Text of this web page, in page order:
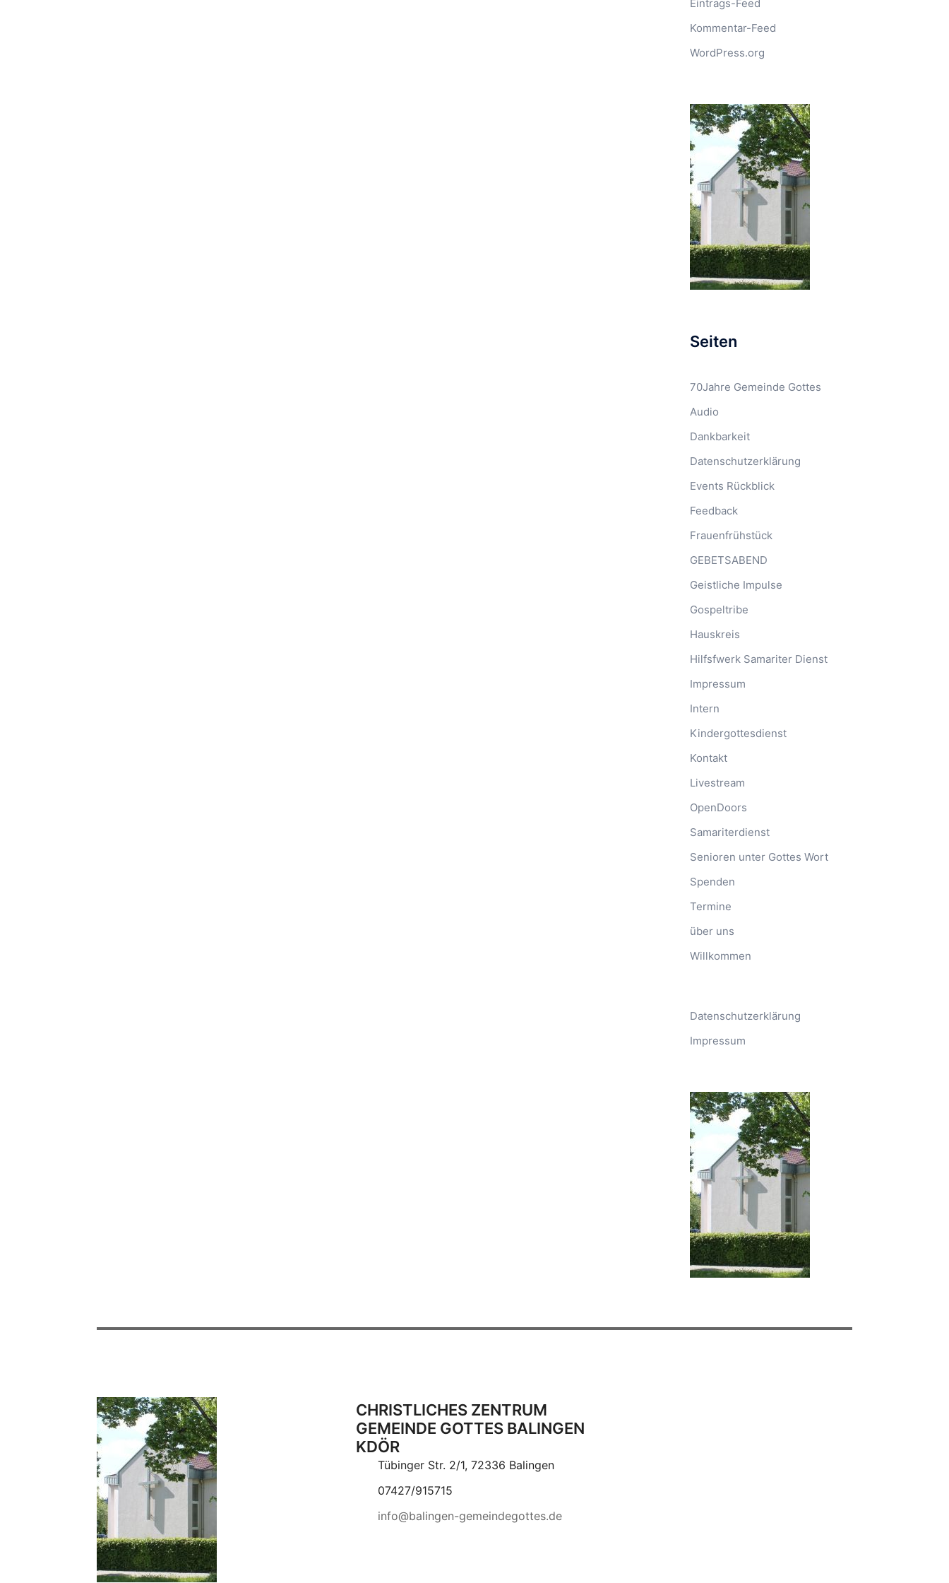
Eintrags-Feed
Kommentar-Feed
WordPress.org
Seiten
70Jahre Gemeinde Gottes
Audio
Dankbarkeit
Datenschutzerklärung
Events Rückblick
Feedback
Frauenfrühstück
GEBETSABEND
Geistliche Impulse
Gospeltribe
Hauskreis
Hilfsfwerk Samariter Dienst
Impressum
Intern
Kindergottesdienst
Kontakt
Livestream
OpenDoors
Samariterdienst
Senioren unter Gottes Wort
Spenden
Termine
über uns
Willkommen
Datenschutzerklärung
Impressum
CHRISTLICHES ZENTRUM
GEMEINDE GOTTES BALINGEN
KDÖR
Tübinger Str. 2/1, 72336 Balingen
07427/915715
info@balingen-gemeindegottes.de